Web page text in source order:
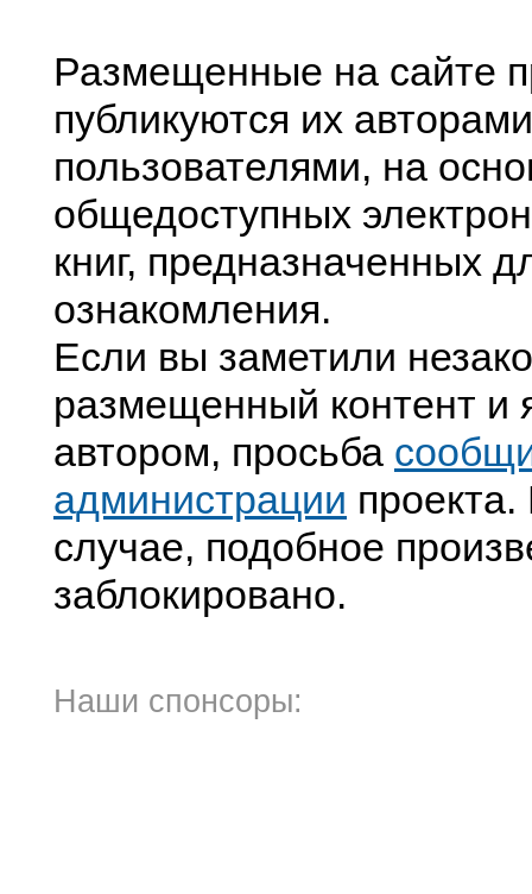
Размещенные на сайте
публикуются их
пользователями, на
общедоступных
книг, предназначенных
ознакомления.
Если вы заметили
размещенный контент и
автором, просьба
администрации
случае, подобное
заблокировано.
Наши спонсоры: